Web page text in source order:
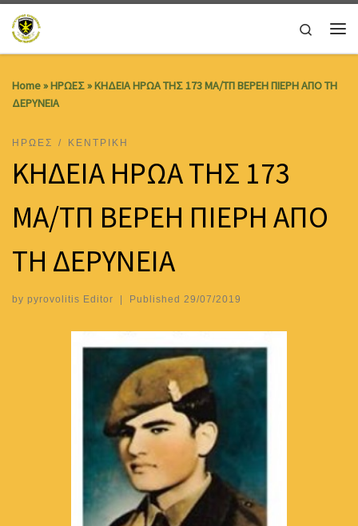
Skip to content
Search
Home»ΗΡΩΕΣ»ΚΗΔΕΙΑ ΗΡΩΑ ΤΗΣ 173 MA/TΠ ΒΕΡΕΗ ΠΙΕΡΗ ΑΠΟ ΤΗ
ΔΕΡΥΝΕΙΑ
ΗΡΩΕΣ ΚΕΝΤΡΙΚΗ
ΚΗΔΕΙΑ ΗΡΩΑ ΤΗΣ 173
MA/TΠ ΒΕΡΕΗ ΠΙΕΡΗ ΑΠΟ
ΤΗ ΔΕΡΥΝΕΙΑ
by pyrovolitis Editor | Published 29/07/2019